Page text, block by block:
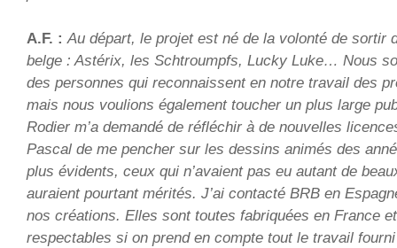
A.F. : Au départ, le projet est né de la volonté de sortir
belge : Astérix, les Schtroumpfs, Lucky Luke… Nous
des personnes qui reconnaissent en notre travail des
mais nous voulions également toucher un plus large
Rodier m’a demandé de réfléchir à de nouvelles
Pascal de me pencher sur les dessins animés des
plus évidents, ceux qui n’avaient pas eu autant de
auraient pourtant mérités. J’ai contacté BRB en
nos créations. Elles sont toutes fabriquées en France
respectables si on prend en compte tout le travail